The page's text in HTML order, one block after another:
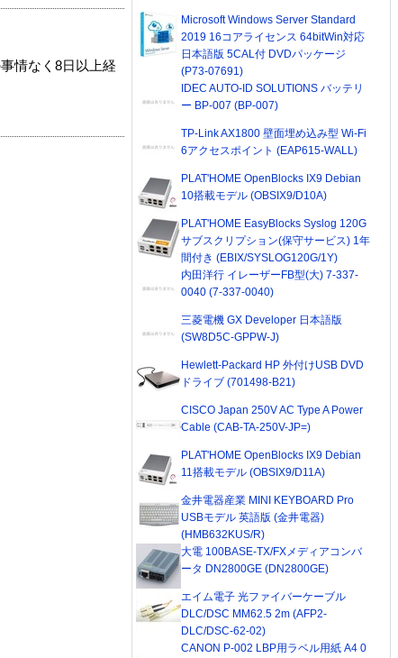
情なく8日以上経
Microsoft Windows Server Standard
2019 16コアライセンス 64bitWin対応
日本語版 5CAL付 DVDパッケージ
(P73-07691)
IDEC AUTO-ID SOLUTIONS バッテリ
ー BP-007 (BP-007)
TP-Link AX1800 壁面埋め込み型 Wi-Fi
6アクセスポイント (EAP615-WALL)
PLAT'HOME OpenBlocks IX9 Debian
10搭載モデル (OBSIX9/D10A)
PLAT'HOME EasyBlocks Syslog 120G
サブスクリプション(保守サービス) 1年
間付き (EBIX/SYSLOG120G/1Y)
内田洋行 イレーザーFB型(大) 7-337-
0040 (7-337-0040)
三菱電機 GX Developer 日本語版
(SW8D5C-GPPW-J)
Hewlett-Packard HP 外付けUSB DVD
ドライブ (701498-B21)
CISCO Japan 250V AC Type A Power
Cable (CAB-TA-250V-JP=)
PLAT'HOME OpenBlocks IX9 Debian
11搭載モデル (OBSIX9/D11A)
金井電器産業 MINI KEYBOARD Pro
USBモデル 英語版 (金井電器)
(HMB632KUS/R)
大電 100BASE-TX/FXメディアコンバ
ータ DN2800GE (DN2800GE)
エイム電子 光ファイバーケーブル
DLC/DSC MM62.5 2m (AFP2-
DLC/DSC-62-02)
CANON P-002 LBP用ラベル用紙 A4 0